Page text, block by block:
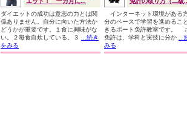
ダイエットの成功は意志の力とは関
係ありません。自分に向いた方法か
どうかが重要です。１食に興味がな
い。２毎食自炊している。３
...続き
をみる
インターネット環境がある
分のペースで学習を進めるこ
きるボート免許教室です。
免許は、学科と実技に分か
みる